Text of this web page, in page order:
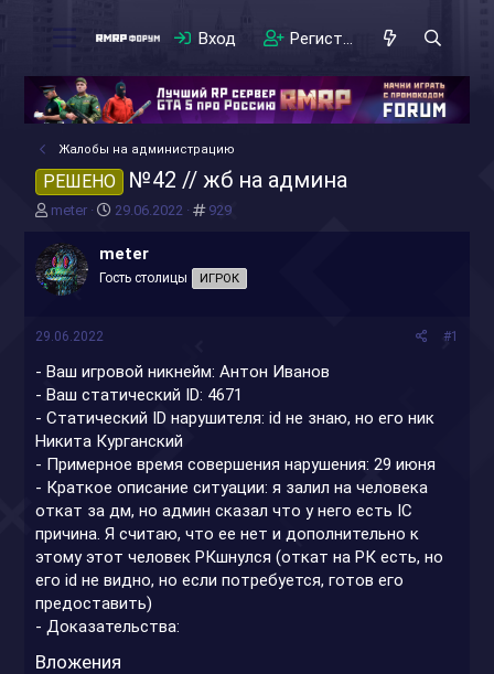
Вход Регистрация
Жалобы на администрацию
РЕШЕНО №42 // жб на админа
А
т
о
р
е
ы
meter
Д
т
л
а
29.06.2022 #
929
meter
Гость столицы ИГРОК
29.06.2022 #1
- Ваш игровой никнейм: Антон Иванов
- Ваш статический ID: 4671
- Статический ID нарушителя: id не знаю, но его ник
Никита Курганский
- Примерное время совершения нарушения: 29 июня
- Краткое описание ситуации: я залил на человека
откат за дм, но админ сказал что у него есть IC
причина. Я считаю, что ее нет и дополнительно к
этому этот человек РКшнулся (откат на РК есть, но
его id не видно, но если потребуется, готов его
предоставить)
- Доказательства:
Вложения